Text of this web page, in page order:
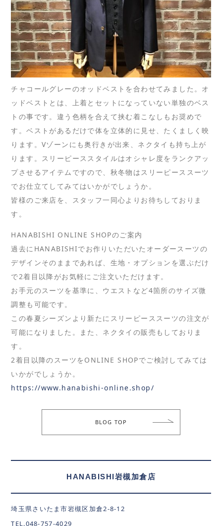
チャコールグレーのオッドベストを合わせてみました。オ
ッドベストとは、上着とセットになっていない単独のベス
トの事です。違う色柄を合えて挟む着こなしもお奨めで
す。ベストがあるだけで体を立体的に見せ、たくましく映
ります。Vゾーンにも奥行きが出来、ネクタイも持ち上が
ります。スリーピーススタイルはオシャレ度をランクアッ
プさせるアイテムですので、秋冬物はスリーピーススーツ
でお仕立てしてみてはいかがでしょうか。
皆様のご来店を、スタッフ一同心よりお待ちしておりま
す。
HANABISHI ONLINE SHOPのご案内
過去にHANABISHIでお作りいただいたオーダースーツの
デザインそのままであれば、生地・オプションを選ぶだけ
で2着目以降がお気軽にご注文いただけます。
お手元のスーツを基準に、ウエストなど4箇所のサイズ微
調整も可能です。
この春夏シーズンより新たにスリーピーススーツの注文が
可能になりました。また、ネクタイの販売もしておりま
す。
2着目以降のスーツをONLINE SHOPでご検討してみては
いかがでしょうか。
https://www.hanabishi-online.shop/
BLOG TOP
HANABISHI岩槻加倉店
埼玉県さいたま市岩槻区加倉2-8-12
TEL.048-757-4029